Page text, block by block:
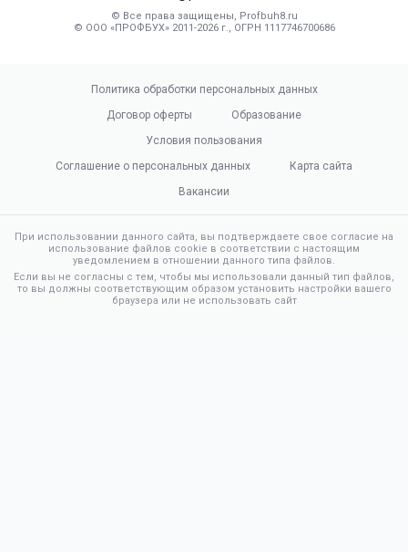
© Все права защищены, Profbuh8.ru
© ООО «ПРОФБУХ» 2011-2026 г., ОГРН 1117746700686
Политика обработки персональных данных
Договор оферты
Образование
Условия пользования
Соглашение о персональных данных
Карта сайта
Вакансии
При использовании данного сайта, вы подтверждаете свое согласие на
использование файлов cookie в соответствии с настоящим
уведомлением в отношении данного типа файлов.
Если вы не согласны с тем, чтобы мы использовали данный тип файлов,
то вы должны соответствующим образом установить настройки вашего
браузера или не использовать сайт